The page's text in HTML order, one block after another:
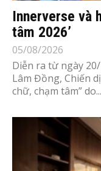
Innerverse và
tâm 2026’
05/08/2026
Diễn ra từ ngày
Lâm Đồng, Chiến
chữ, chạm tâm” do...